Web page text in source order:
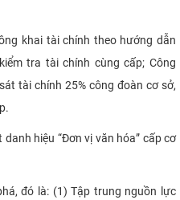
khai tài chính theo hướng dẫn
tra tài chính cùng cấp; Công
tài chính 25% công đoàn cơ sở,
hiệu “Đơn vị văn hóa” cấp cơ
đó là: (1) Tập trung nguồn lực